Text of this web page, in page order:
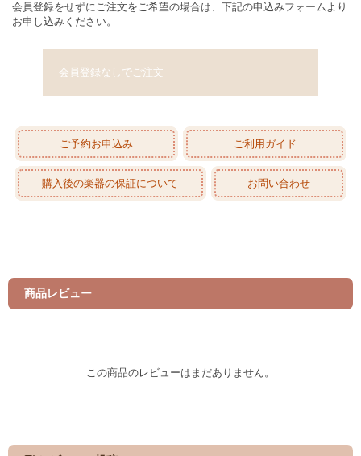
会員登録をせずにご注文をご希望の場合は、下記の申込みフォームより
お申し込みください。
会員登録なしでご注文
ご予約お申込み ご利用ガイド
購入後の楽器の保証について お問い合わせ
商品レビュー
この商品のレビューはまだありません。